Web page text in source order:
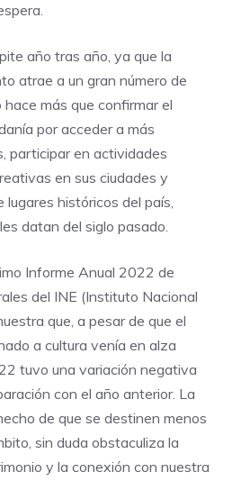
año tras año, ya que la
atrae a un gran número de
más que confirmar el
por acceder a más
participar en actividades
en sus ciudades y
lugares históricos del país,
datan del siglo pasado.
Informe Anual 2022 de
del INE (Instituto Nacional
que, a pesar de que el
a cultura venía en alza
tuvo una variación negativa
con el año anterior. La
de que se destinen menos
sin duda obstaculiza la
y la conexión con nuestra